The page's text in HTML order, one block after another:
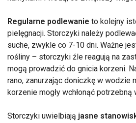
Regularne podlewanie to kolejny
pielęgnacji. Storczyki należy
suche, zwykle co 7-10 dni. Ważne
rośliny – storczyki źle reagują na
mogą prowadzić do gnicia korzeni.
rano, zanurzając doniczkę w wodzie
korzenie mogły wchłonąć potrzebną
Storczyki uwielbiają jasne